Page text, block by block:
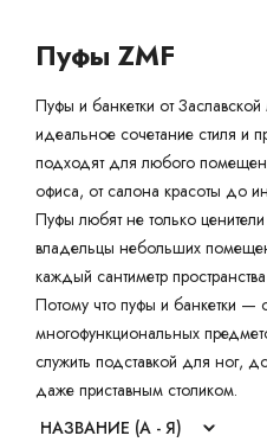
Пуфы ZMF
Пуфы и банкетки от
идеальное сочетание стиля и
подходят для любого
офиса, от салона красоты до
Пуфы любят не только
владельцы небольших
каждый сантиметр
Потому что пуфы и банкетки —
многофункциональных
служить подставкой для ног,
даже приставным столиком.